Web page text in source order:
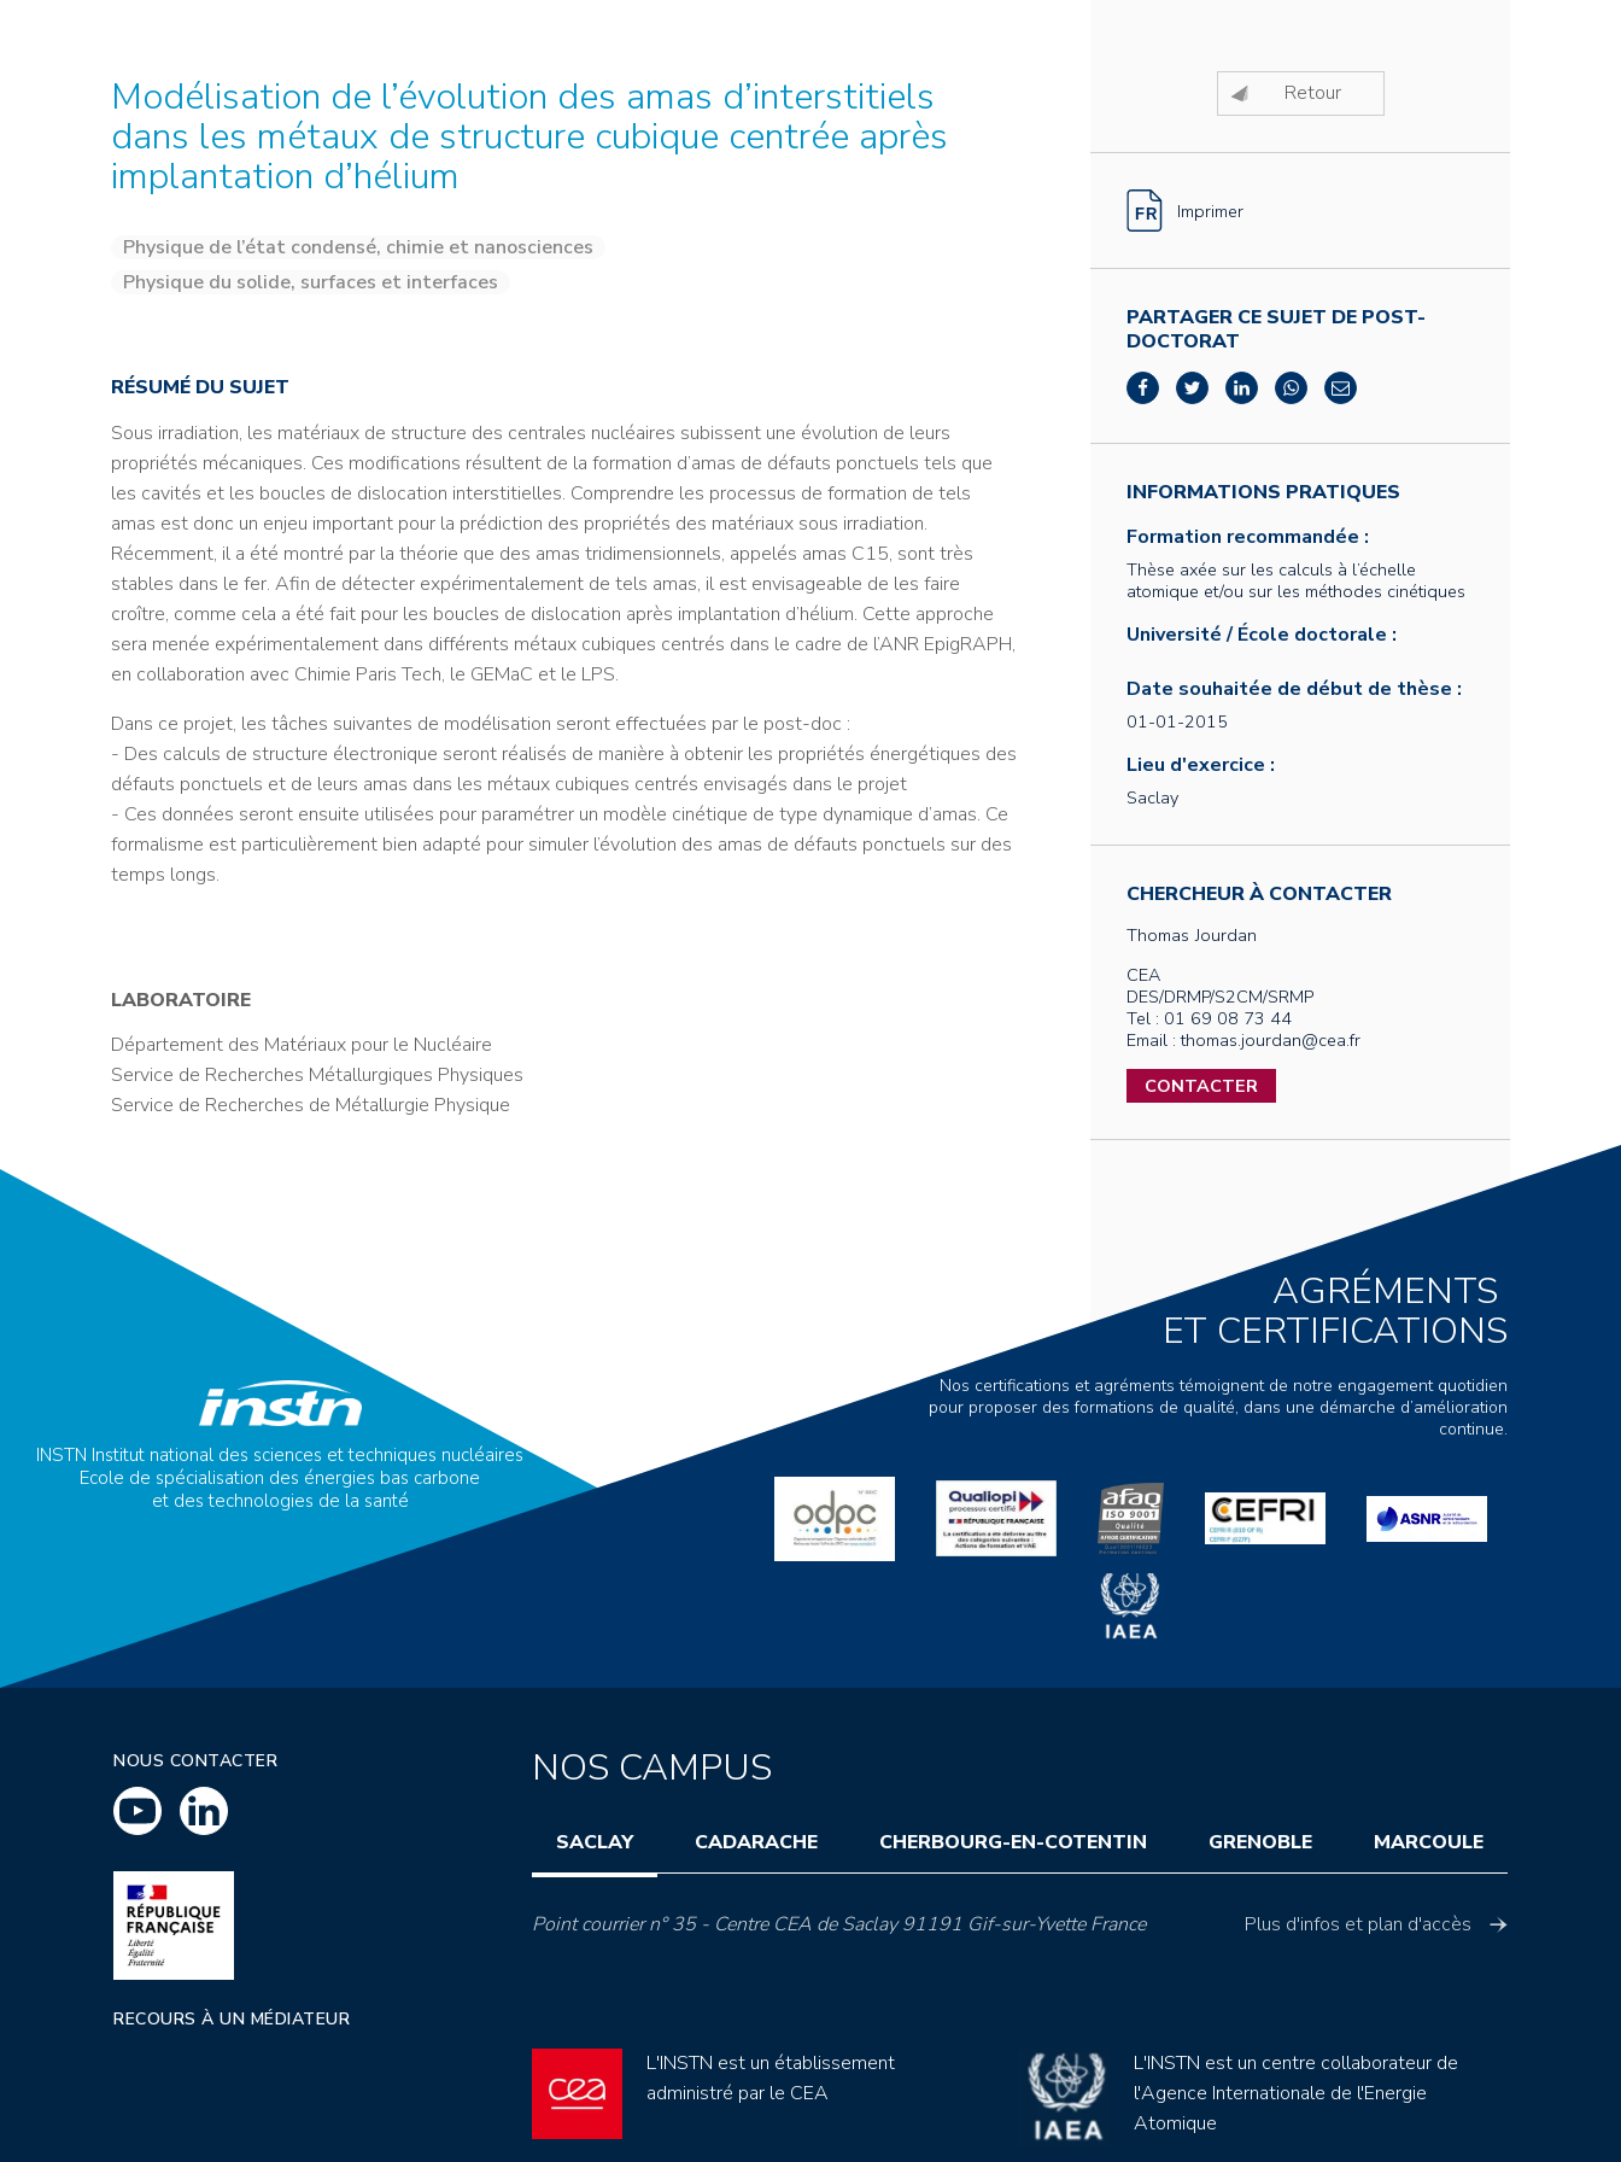
Modélisation de l’évolution des amas d’interstitiels
dans les métaux de structure cubique centrée après
implantation d’hélium
Physique de l’état condensé, chimie et nanosciences
Physique du solide, surfaces et interfaces
RÉSUMÉ DU SUJET
Sous irradiation, les matériaux de structure des centrales nucléaires subissent une évolution de leurs
propriétés mécaniques. Ces modifications résultent de la formation d’amas de défauts ponctuels tels que
les cavités et les boucles de dislocation interstitielles. Comprendre les processus de formation de tels
amas est donc un enjeu important pour la prédiction des propriétés des matériaux sous irradiation.
Récemment, il a été montré par la théorie que des amas tridimensionnels, appelés amas C15, sont très
stables dans le fer. Afin de détecter expérimentalement de tels amas, il est envisageable de les faire
croître, comme cela a été fait pour les boucles de dislocation après implantation d’hélium. Cette approche
sera menée expérimentalement dans différents métaux cubiques centrés dans le cadre de l’ANR EpigRAPH,
en collaboration avec Chimie Paris Tech, le GEMaC et le LPS.
Dans ce projet, les tâches suivantes de modélisation seront effectuées par le post-doc :
- Des calculs de structure électronique seront réalisés de manière à obtenir les propriétés énergétiques des
défauts ponctuels et de leurs amas dans les métaux cubiques centrés envisagés dans le projet
- Ces données seront ensuite utilisées pour paramétrer un modèle cinétique de type dynamique d’amas. Ce
formalisme est particulièrement bien adapté pour simuler l’évolution des amas de défauts ponctuels sur des
temps longs.
LABORATOIRE
Département des Matériaux pour le Nucléaire
Service de Recherches Métallurgiques Physiques
Service de Recherches de Métallurgie Physique
Retour
Imprimer
PARTAGER CE SUJET DE POST-
DOCTORAT
INFORMATIONS PRATIQUES
Formation recommandée :
Thèse axée sur les calculs à l’échelle
atomique et/ou sur les méthodes cinétiques
Université / École doctorale :
Date souhaitée de début de thèse :
01-01-2015
Lieu d'exercice :
Saclay
CHERCHEUR À CONTACTER
Thomas Jourdan
CEA
DES/DRMP/S2CM/SRMP
Tel : 01 69 08 73 44
Email : thomas.jourdan@cea.fr
CONTACTER
INSTN Institut national des sciences et techniques nucléaires
Ecole de spécialisation des énergies bas carbone
et des technologies de la santé
AGRÉMENTS
ET CERTIFICATIONS
Nos certifications et agréments témoignent de notre engagement quotidien
pour proposer des formations de qualité, dans une démarche d’amélioration
continue.
NOUS CONTACTER
RECOURS À UN MÉDIATEUR
NOS CAMPUS
SACLAY CADARACHE CHERBOURG-EN-COTENTIN GRENOBLE MARCOULE
Point courrier n° 35 - Centre CEA de Saclay 91191 Gif-sur-Yvette France Plus d'infos et plan d'accès
L'INSTN est un établissement
administré par le CEA
L'INSTN est un centre collaborateur de
l'Agence Internationale de l'Energie
Atomique